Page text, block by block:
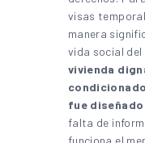
visas
manera
vida social del
vivienda
fue
falta de
funciona el